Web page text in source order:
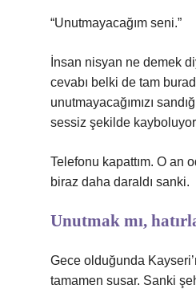
“Unutmayacağım seni.”
İnsan nisyan ne demek
cevabı belki de tam
unutmayacağımızı
sessiz şekilde
Telefonu kapattım. O an
biraz daha daraldı sanki.
Unutmak mı,
Gece olduğunda
tamamen susar. Sanki